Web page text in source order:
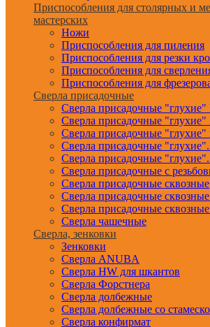
Приспособления для столярных и
мастерских
Ножи
Приспособления для пиления
Приспособления для резки
Приспособления для
Приспособления для
Сверла присадочные
Сверла присадочные
Сверла присадочные
Сверла присадочные
Сверла присадочные
Сверла присадочные
Сверла присадочные с
Сверла присадочные сквозные
Сверла присадочные
Сверла присадочные
Сверла чашечные
Сверла, зенковки
Зенковки
Сверла ANUBA
Сверла HW для шкантов
Сверла Форстнера
Сверла долбежные
Сверла долбежные со
Сверла конфирмат